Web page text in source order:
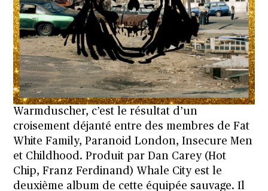
Warmduscher, c’est le résultat d’un
croisement déjanté entre des membres de Fat
White Family, Paranoid London, Insecure Men
et Childhood. Produit par Dan Carey (Hot
Chip, Franz Ferdinand) Whale City est le
deuxième album de cette équipée sauvage. Il